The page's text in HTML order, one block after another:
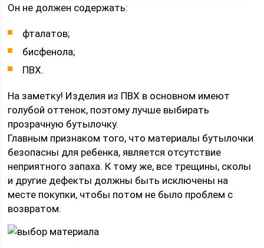
Он не должен содержать:
фталатов;
бисфенола;
ПВХ.
На заметку! Изделия из ПВХ в основном имеют
голубой оттенок, поэтому лучше выбирать
прозрачную бутылочку.
Главным признаком того, что материалы бутылочки
безопасны для ребенка, является отсутствие
неприятного запаха. К тому же, все трещины, сколы
и другие дефекты должны быть исключены на
месте покупки, чтобы потом не было проблем с
возвратом.